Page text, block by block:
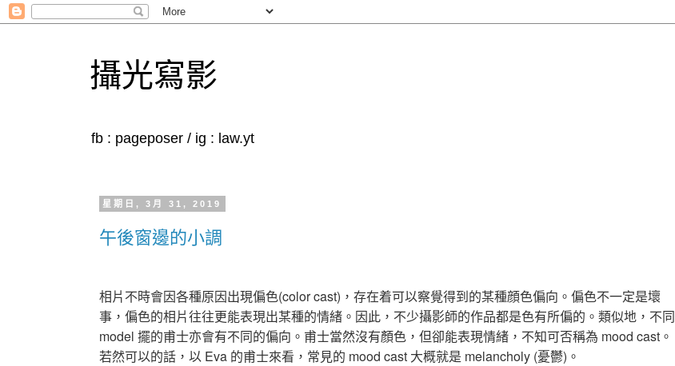
攝光寫影
fb : pageposer / ig : law.yt
星期日, 3月 31, 2019
午後窗邊的小調
相片不時會因各種原因出現偏色(color cast)，存在着可以察覺得到的某種顔色偏向。偏色不一定是壞
事，偏色的相片往往更能表現出某種的情緒。因此，不少攝影師的作品都是色有所偏的。類似地，不同
model 擺的甫士亦會有不同的偏向。甫士當然沒有顏色，但卻能表現情緒，不知可否稱為 mood cast。
若然可以的話，以 Eva 的甫士來看，常見的 mood cast 大概就是 melancholy (憂鬱)。